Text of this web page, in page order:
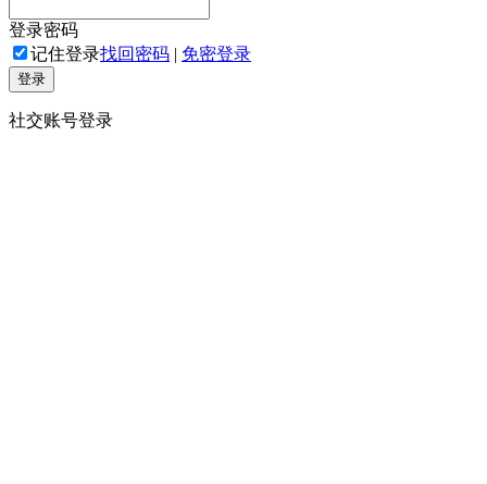
登录密码
记住登录找回密码 | 免密登录
登录
社交账号登录